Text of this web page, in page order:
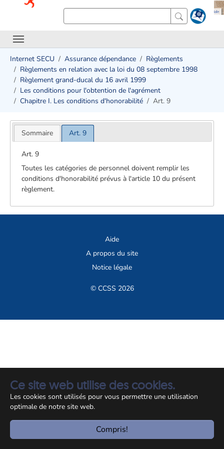
Ce site web utilise des cookies.
Les cookies sont utilisés pour vous permettre une utilisation
optimale de notre site web.
Compris!
Internet SECU Assurance dépendance
Règlements
Règlements en relation avec la loi du 08 septembre 1998
Règlement grand-ducal du 16 avril 1999
Les conditions pour l'obtention de l'agrément
Chapitre I. Les conditions d'honorabilité
Art. 9
Sommaire Art. 9
Art. 9
Toutes les catégories de personnel doivent remplir les
conditions d'honorabilité prévus à l'article 10 du présent
règlement.
Aide
A propos du site
Notice légale
© CCSS 2026